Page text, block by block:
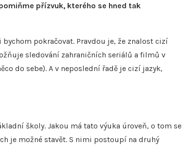
přízvuk, kterého se hned tak
pokračovat. Pravdou je, že znalost cizí
sledování zahraničních seriálů a filmů v
do sebe). A v neposlední řadě je cizí jazyk,
školy. Jakou má tato výuka úroveň, o tom se
je možné stavět. S nimi postoupí na druhý